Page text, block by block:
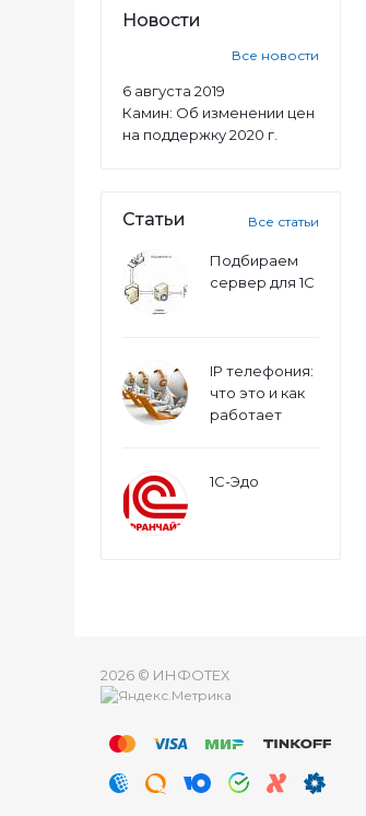
Новости
Все новости
6 августа 2019
Камин: Об изменении цен
на поддержку 2020 г.
Статьи Все статьи
Подбираем
сервер для 1С
IP телефония:
что это и как
работает
1С-Эдо
2026 © ИНФОТЕХ